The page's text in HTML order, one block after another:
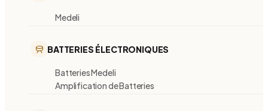
Medeli
BATTERIES ÉLECTRONIQUES
Batteries Medeli
Amplification de Batteries